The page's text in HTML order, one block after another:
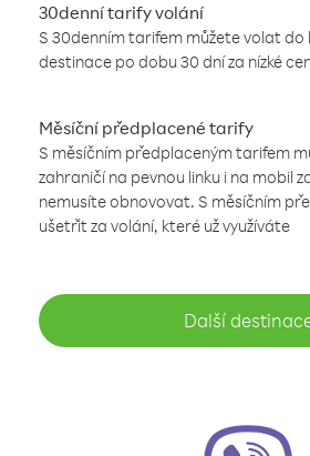
30denní tarify volání
S 30denním tarifem můžete volat do
destinace po dobu 30 dní za nízké
Měsíční předplacené tarify
S měsíčním předplaceným tarifem
zahraničí na pevnou linku i na mobil
nemusíte obnovovat. S měsíčním
ušetřit za volání, které už využíváte
Další